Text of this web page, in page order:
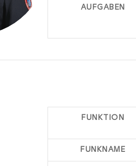
AUFGABEN
FUNKTION
FUNKNAME